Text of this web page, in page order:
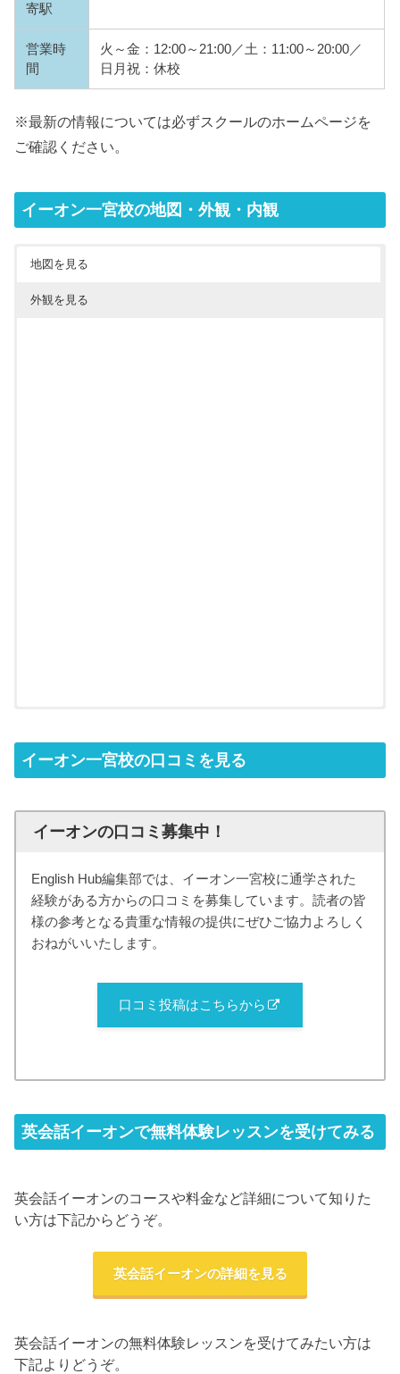
寄駅
営業時
間
火～金：12:00～21:00／土：11:00～20:00／
日月祝：休校
※最新の情報については必ずスクールのホームページを
ご確認ください。
イーオン一宮校の地図・外観・内観
地図を見る
外観を見る
イーオン一宮校の口コミを見る
イーオンの口コミ募集中！
English Hub編集部では、イーオン一宮校に通学された
経験がある方からの口コミを募集しています。読者の皆
様の参考となる貴重な情報の提供にぜひご協力よろしく
おねがいいたします。
口コミ投稿はこちらから
英会話イーオンで無料体験レッスンを受けてみる
英会話イーオンのコースや料金など詳細について知りた
い方は下記からどうぞ。
英会話イーオンの詳細を見る
英会話イーオンの無料体験レッスンを受けてみたい方は
下記よりどうぞ。